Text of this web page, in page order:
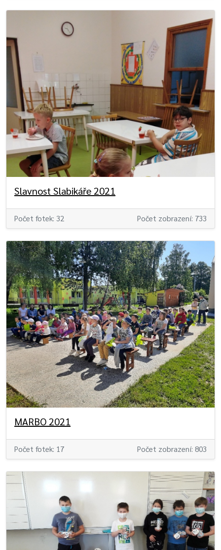
Slavnost Slabikáře 2021
Počet fotek: 32 Počet zobrazení: 733
MARBO 2021
Počet fotek: 17 Počet zobrazení: 803